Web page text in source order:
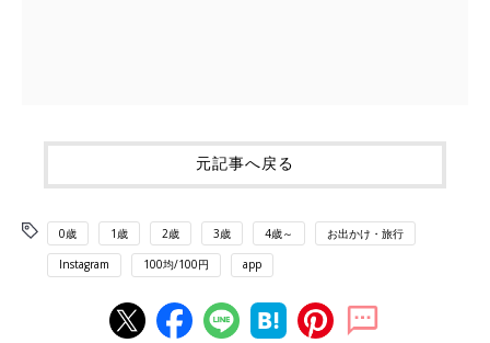
元記事へ戻る
0歳 1歳 2歳 3歳 4歳～ お出かけ・旅行
Instagram 100均/100円 app